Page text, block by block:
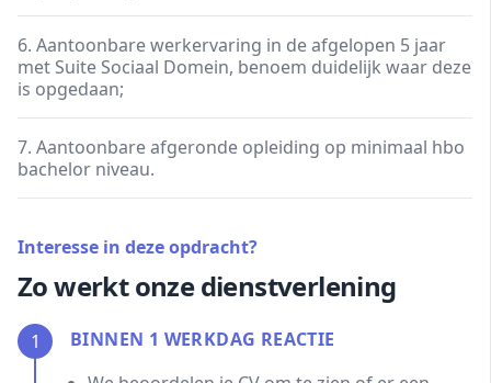
6. Aantoonbare werkervaring in de afgelopen 5 jaar
met Suite Sociaal Domein, benoem duidelijk waar deze
is opgedaan;
7. Aantoonbare afgeronde opleiding op minimaal hbo
bachelor niveau.
Interesse in deze opdracht?
Zo werkt onze dienstverlening
1
BINNEN 1 WERKDAG REACTIE